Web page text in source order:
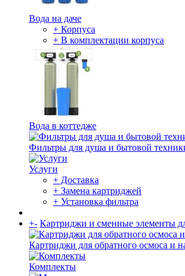
Вода на даче
+ Корпуса
+ В комплектации корпуса
Вода в коттедже
Фильтры для душа и бытовой
Услуги
+ Доставка
+ Замена картриджей
+ Установка фильтра
+- Картриджи и сменные элементы
Картриджи для обратного осмоса и
Комплекты